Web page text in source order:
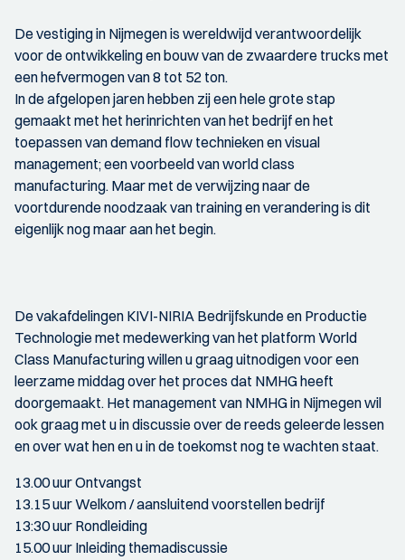
De vestiging in Nijmegen is wereldwijd verantwoordelijk
voor de ontwikkeling en bouw van de zwaardere trucks met
een hefvermogen van 8 tot 52 ton.
In de afgelopen jaren hebben zij een hele grote stap
gemaakt met het herinrichten van het bedrijf en het
toepassen van demand flow technieken en visual
management; een voorbeeld van world class
manufacturing. Maar met de verwijzing naar de
voortdurende noodzaak van training en verandering is dit
eigenlijk nog maar aan het begin.
De vakafdelingen KIVI-NIRIA Bedrijfskunde en Productie
Technologie met medewerking van het platform World
Class Manufacturing willen u graag uitnodigen voor een
leerzame middag over het proces dat NMHG heeft
doorgemaakt. Het management van NMHG in Nijmegen wil
ook graag met u in discussie over de reeds geleerde lessen
en over wat hen en u in de toekomst nog te wachten staat.
13.00 uur Ontvangst
13.15 uur Welkom / aansluitend voorstellen bedrijf
13:30 uur Rondleiding
15.00 uur Inleiding themadiscussie